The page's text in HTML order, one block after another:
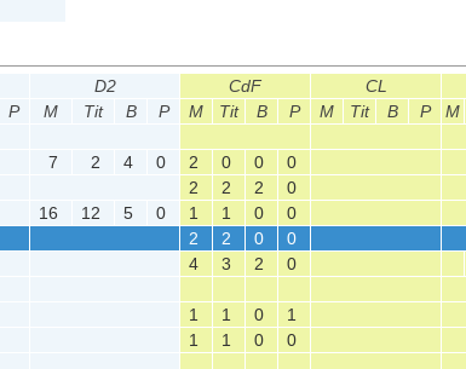
D2 CdF CL
P M Tit B P M Tit B P M Tit B P M
7 2 4 0 2 0 0
0
2 2 2
0
16 12 5 0 1 1 0
0
2 2 0 0
4 3 2 0
1 1 0 1
1 1 0 0